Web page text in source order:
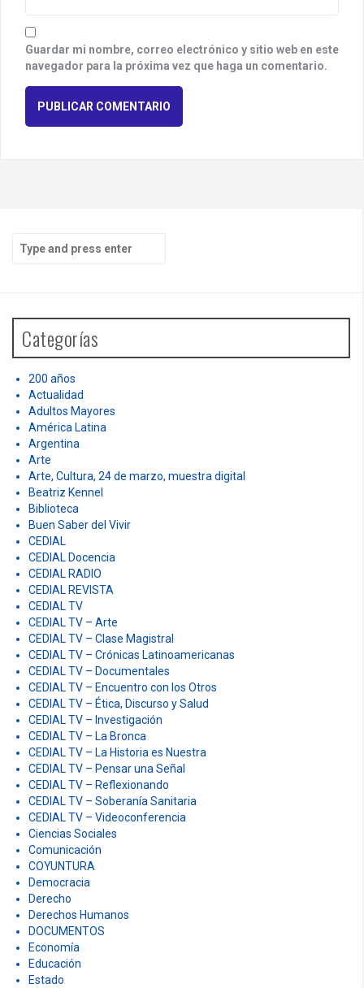
Guardar mi nombre, correo electrónico y sitio web en este
navegador para la próxima vez que haga un comentario.
h
o
Categorías
200 años
Actualidad
Adultos Mayores
América Latina
Argentina
Arte
Arte, Cultura, 24 de marzo, muestra digital
Beatriz Kennel
Biblioteca
Buen Saber del Vivir
CEDIAL
CEDIAL Docencia
CEDIAL RADIO
CEDIAL REVISTA
CEDIAL TV
CEDIAL TV – Arte
CEDIAL TV – Clase Magistral
CEDIAL TV – Crónicas Latinoamericanas
CEDIAL TV – Documentales
CEDIAL TV – Encuentro con los Otros
CEDIAL TV – Ética, Discurso y Salud
CEDIAL TV – Investigación
CEDIAL TV – La Bronca
CEDIAL TV – La Historia es Nuestra
CEDIAL TV – Pensar una Señal
CEDIAL TV – Reflexionando
CEDIAL TV – Soberanía Sanitaria
CEDIAL TV – Videoconferencia
Ciencias Sociales
Comunicación
COYUNTURA
Democracia
Derecho
Derechos Humanos
DOCUMENTOS
Economía
Educación
Estado